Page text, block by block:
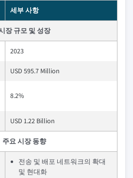
세부 사항
장 규모 및 성장
2023
USD 595.7 Million
8.2%
USD 1.22 Billion
주요 시장 동향
전송 및 배포 네트워크의 확대
및 현대화